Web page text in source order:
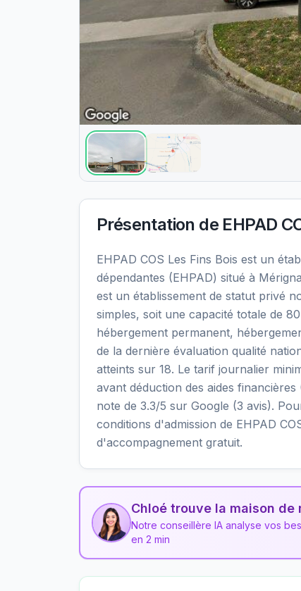
Présentation de EHPAD
EHPAD COS Les Fins Bois est un
dépendantes (EHPAD) situé à
est un établissement de statut privé
simples, soit une capacité totale de
hébergement permanent,
de la dernière évaluation qualité
atteints sur 18. Le tarif journalier
avant déduction des aides
note de 3.3/5 sur Google (3 avis).
conditions d'admission de EHPAD
d'accompagnement gratuit.
Chloé trouve la maison
Notre conseillère IA analyse vos
en 2 min